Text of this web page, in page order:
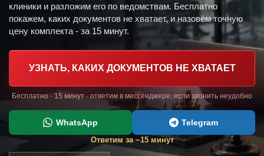
клиники и разложим его по ведомствам. Бесплатно
покажем, каких документов не хватает, и назовём точную
цену комплекта - за 15 минут.
УЗНАТЬ, КАКИХ ДОКУМЕНТОВ НЕ ХВАТАЕТ
Бесплатно · 15 минут · ответим в мессенджере, если звонить неудобно
WhatsApp Telegram
Ответим за ~15 минут